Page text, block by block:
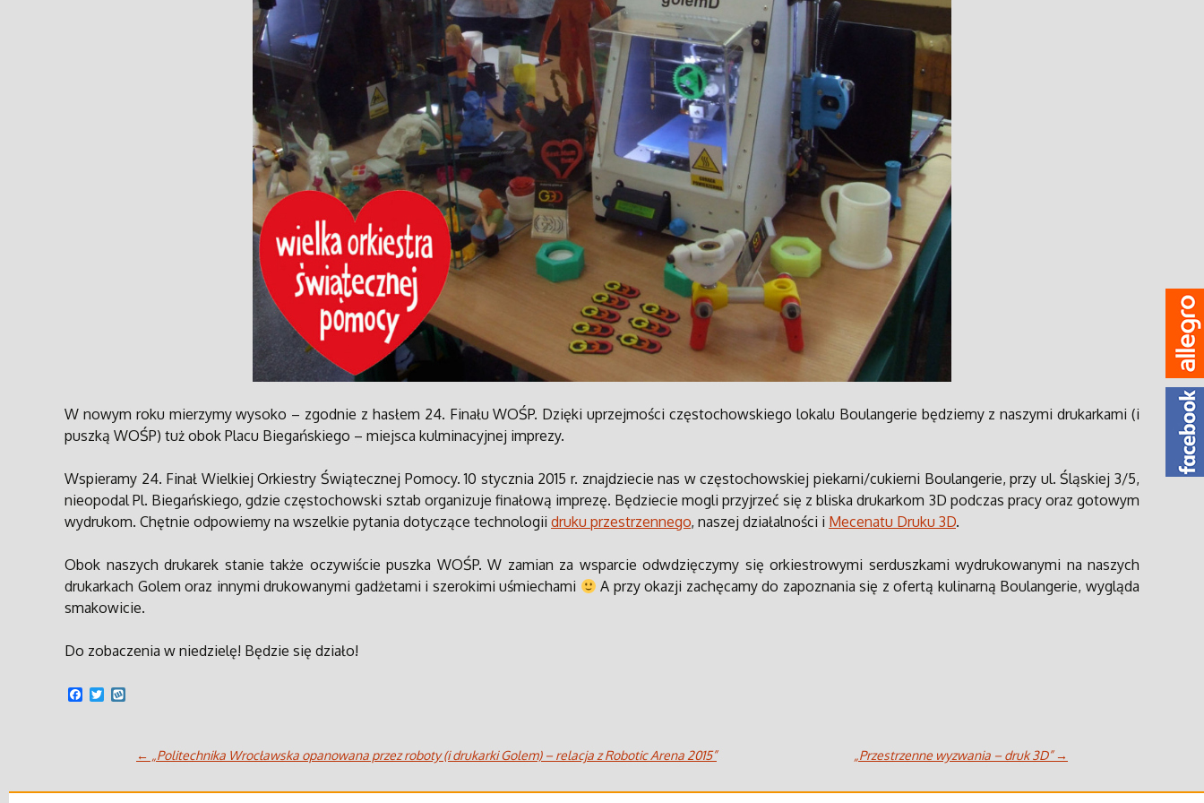
Odlew wydruku 3D z
metalu
Prezentacje i warsztaty
Szkolenia
Cennik ogólny
ultraprecyzyjne wydruki 3D
odlewy z metalu
ergonomia
design, sztuka
hobby, dom, ogród
gadżety
krótkie serie placeholder
w budowie
Filamenty
Pojęcia
Artykuły
Pliki do pobrania
W nowym roku mierzymy wysoko – zgodnie z hasłem 24. Finału WOŚP. Dzięki uprzejmości częstochowskiego lokalu Boulangerie będziemy z naszymi drukarkami (i
puszką WOŚP) tuż obok Placu Biegańskiego – miejsca kulminacyjnej imprezy.
Wspieramy 24. Finał Wielkiej Orkiestry Świątecznej Pomocy. 10 stycznia 2015 r. znajdziecie nas w częstochowskiej piekarni/cukierni Boulangerie, przy ul. Śląskiej 3/5,
nieopodal Pl. Biegańskiego, gdzie częstochowski sztab organizuje finałową imprezę. Będziecie mogli przyjrzeć się z bliska drukarkom 3D podczas pracy oraz gotowym
wydrukom. Chętnie odpowiemy na wszelkie pytania dotyczące technologii druku przestrzennego, naszej działalności i Mecenatu Druku 3D.
Obok naszych drukarek stanie także oczywiście puszka WOŚP. W zamian za wsparcie odwdzięczymy się orkiestrowymi serduszkami wydrukowanymi na naszych
drukarkach Golem oraz innymi drukowanymi gadżetami i szerokimi uśmiechami
A przy okazji zachęcamy do zapoznania się z ofertą kulinarną Boulangerie, wygląda
smakowicie.
Do zobaczenia w niedzielę! Będzie się działo!
F
k
T
Zobacz
← „Politechnika Wrocławska opanowana przez roboty (i drukarki Golem) – relacja z Robotic Arena 2015” „Przestrzenne wyzwania – druk 3D”→